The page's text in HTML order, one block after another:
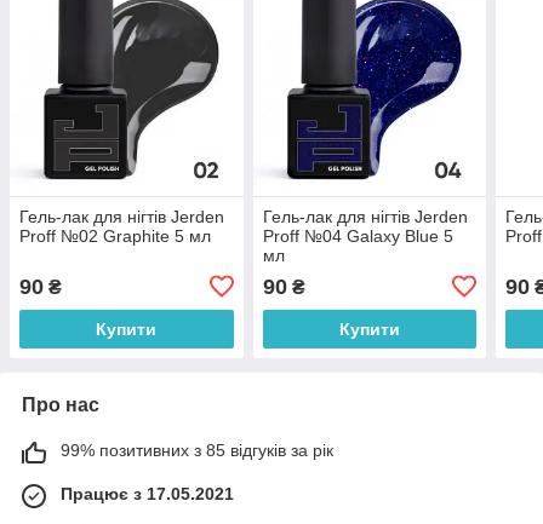
Гель-лак для нігтів Jerden
Proff №02 Graphite 5 мл
90 ₴
Купити
Гель-лак для нігтів Jerden
Proff №04 Galaxy Blue 5
мл
90₴
Купити
90
Про нас
99% позитивних з 85 відгуків за рік
Працює з 17.05.2021